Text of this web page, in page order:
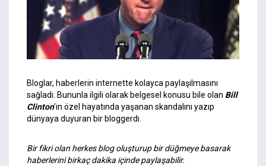
Bloglar, haberlerin internette kolayca paylaşılmasını
sağladı. Bununla ilgili olarak belgesel konusu bile olan Bill
Clinton’ın özel hayatında yaşanan skandalını yazıp
dünyaya duyuran bir bloggerdı.
Bir fikri olan herkes blog oluşturup bir düğmeye basarak
haberlerini birkaç dakika içinde paylaşabilir.